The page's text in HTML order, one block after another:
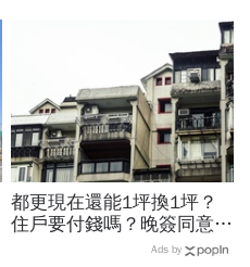
都更現在還能1坪換1坪？
住戶要付錢嗎？晚簽同意書
分更多？租金補貼1個月多
Ads by